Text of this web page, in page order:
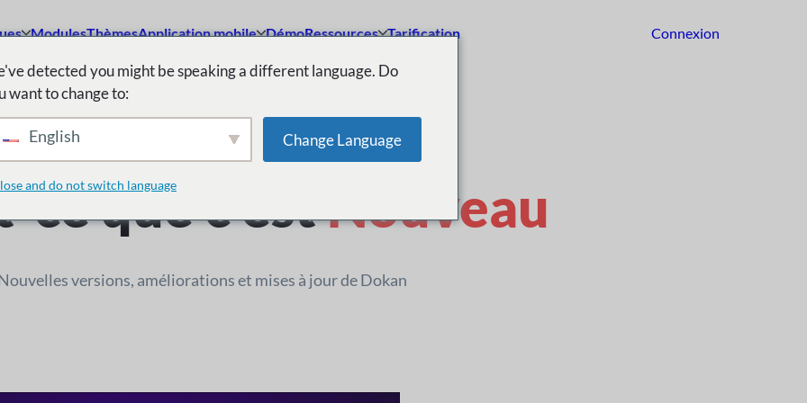
ModulesThèmesApplication mobile DémoRessources Tarification Connexion
Journal des modifications
ce que c'estNouveau
versions, améliorations et mises à jour de Dokan
detected you might be speaking a different language. Do
want to change to:
English Change Language
and do not switch language